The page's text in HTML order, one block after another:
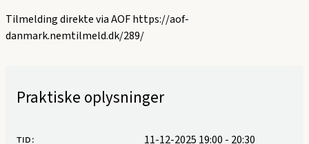
Tilmelding direkte via AOFhttps://aof-
danmark.nemtilmeld.dk/289/
Praktiske oplysninger
TID: 11-12-2025 19:00 - 20:30